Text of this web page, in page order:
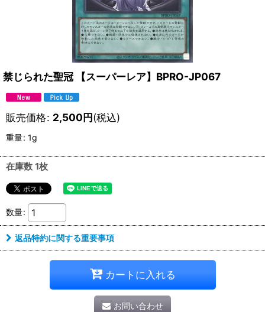
禁じられた聖冠 【スーパーレア】BPRO-JP067
販売価格: 2,500円(税込)
重量: 1g
在庫数 1枚
数量:
返品特約に関する重要事項
カートに入れる
お問い合わせ